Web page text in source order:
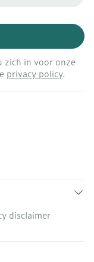
zich in voor onze
privacy policy.
disclaimer